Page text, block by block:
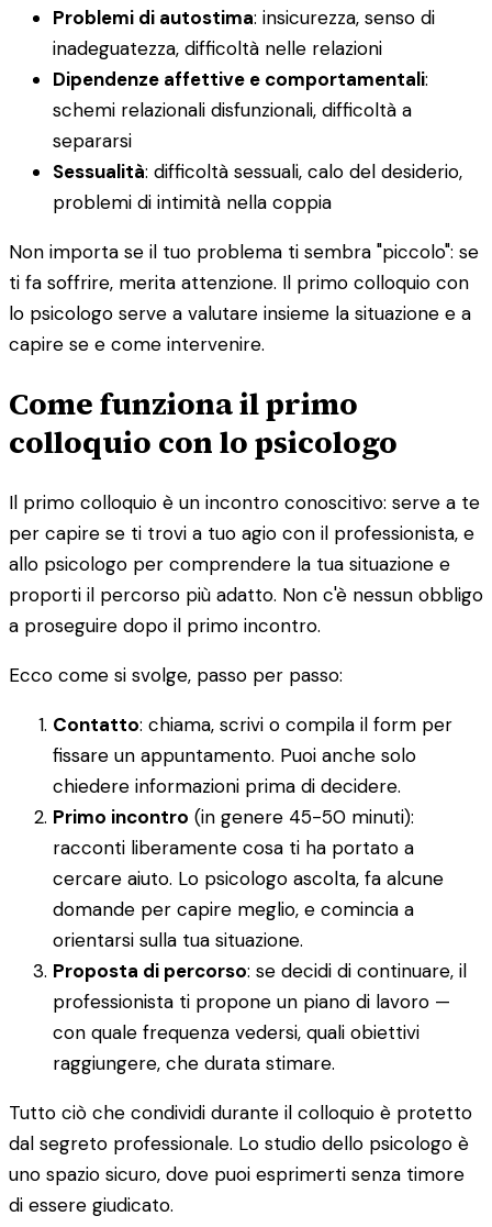
Problemi di autostima: insicurezza, senso di
inadeguatezza, difficoltà nelle relazioni
Dipendenze affettive e comportamentali:
schemi relazionali disfunzionali, difficoltà a
separarsi
Sessualità: difficoltà sessuali, calo del desiderio,
problemi di intimità nella coppia
Non importa se il tuo problema ti sembra "piccolo": se
ti fa soffrire, merita attenzione. Il primo colloquio con
lo psicologo serve a valutare insieme la situazione e a
capire se e come intervenire.
Come funziona il primo
colloquio con lo psicologo
Il primo colloquio è un incontro conoscitivo: serve a te
per capire se ti trovi a tuo agio con il professionista, e
allo psicologo per comprendere la tua situazione e
proporti il percorso più adatto. Non c'è nessun obbligo
a proseguire dopo il primo incontro.
Ecco come si svolge, passo per passo:
Contatto: chiama, scrivi o compila il form per
fissare un appuntamento. Puoi anche solo
chiedere informazioni prima di decidere.
Primo incontro (in genere 45-50 minuti):
racconti liberamente cosa ti ha portato a
cercare aiuto. Lo psicologo ascolta, fa alcune
domande per capire meglio, e comincia a
orientarsi sulla tua situazione.
Proposta di percorso: se decidi di continuare, il
professionista ti propone un piano di lavoro —
con quale frequenza vedersi, quali obiettivi
raggiungere, che durata stimare.
Tutto ciò che condividi durante il colloquio è protetto
dal segreto professionale. Lo studio dello psicologo è
uno spazio sicuro, dove puoi esprimerti senza timore
di essere giudicato.